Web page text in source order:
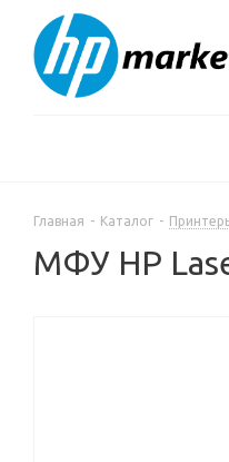
Главная - Каталог -
МФУ HP